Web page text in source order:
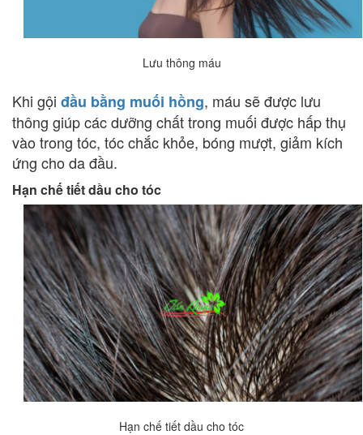
Lưu thông máu
Khi gội đầu bằng muối hồng, máu sẽ được lưu
thông giúp các dưỡng chất trong muối được hấp thụ
vào trong tóc, tóc chắc khỏe, bóng mượt, giảm kích
ứng cho da đầu.
Hạn chế tiết dầu cho tóc
Hạn chế tiết dầu cho tóc